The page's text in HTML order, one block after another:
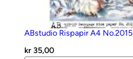
ABstudio Rispapir A4 No.2015
kr 35,00